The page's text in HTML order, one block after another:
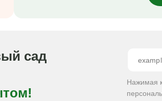
сад
Нажимая